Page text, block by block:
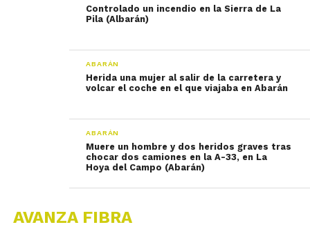
Controlado un incendio en la Sierra de La
Pila (Albarán)
ABARÁN
Herida una mujer al salir de la carretera y
volcar el coche en el que viajaba en Abarán
ABARÁN
Muere un hombre y dos heridos graves tras
chocar dos camiones en la A-33, en La
Hoya del Campo (Abarán)
AVANZA FIBRA